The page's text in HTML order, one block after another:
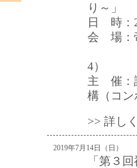
り～」
日 時：
会 場：
4）
主 催：
構（コン
>> 詳し
2019年7月14日（日）
「第３